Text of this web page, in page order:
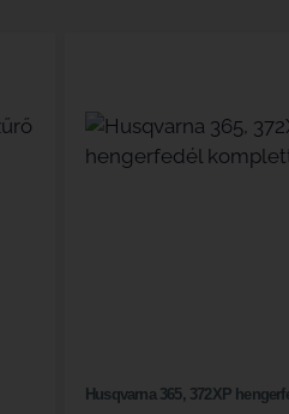
Husqvarna 365, 372XP